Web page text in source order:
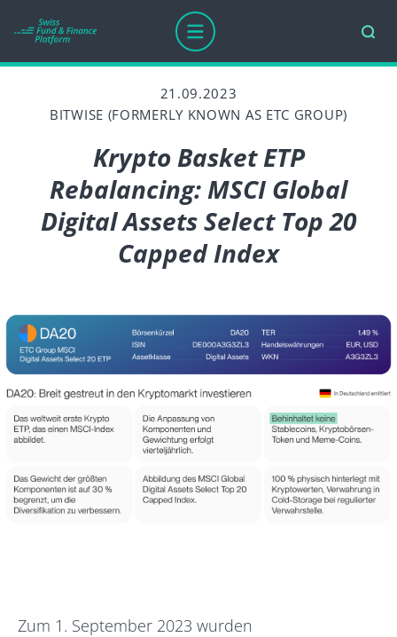
21.09.2023
BITWISE (FORMERLY KNOWN AS ETC GROUP)
Krypto Basket ETP
Rebalancing: MSCI Global
Digital Assets Select Top 20
Capped Index
Zum 1. September 2023 wurden